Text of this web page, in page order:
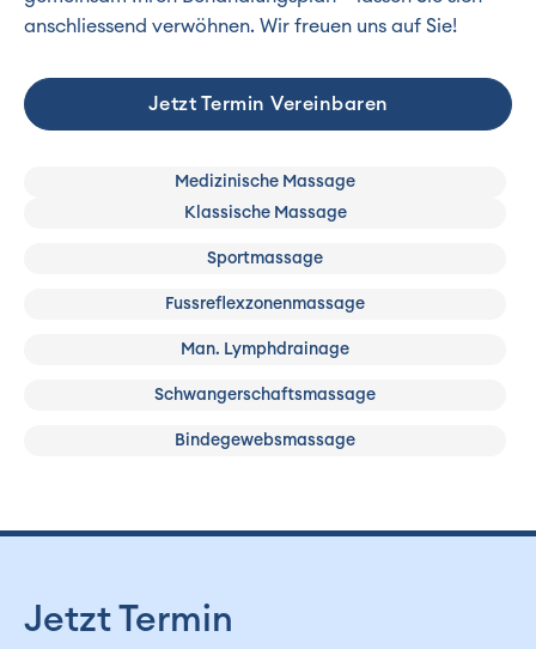
anschliessend verwöhnen. Wir freuen uns auf Sie!
Jetzt Termin Vereinbaren
Medizinische Massage
Klassische Massage
Sportmassage
Fussreflexzonenmassage
Man. Lymphdrainage
Schwangerschaftsmassage
Bindegewebsmassage
Jetzt Termin